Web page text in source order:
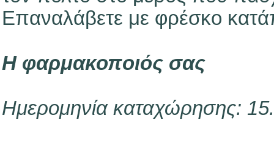
Επαναλάβετε με φρέσκο
Η φαρμακοποιός σας
Ημερομηνία καταχώρησης: